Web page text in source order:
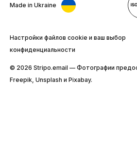
Made in Ukraine
Настройки файлов cookie и ваш выбор
конфиденциальности
© 2026 Stripо.email — Фотографии
Freepik, Unsplash и Pixabay.